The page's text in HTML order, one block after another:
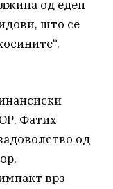
од еден
што се
Фатих
од
врз